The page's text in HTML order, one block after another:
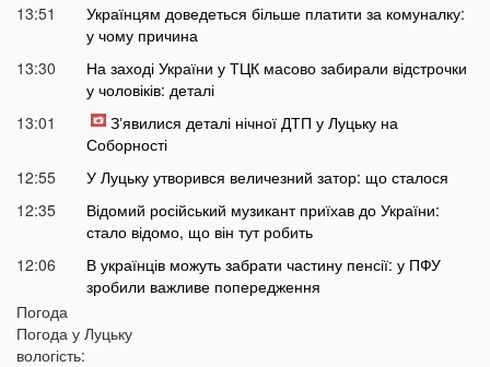
13:51
Українцям доведеться більше платити за комуналку:
у чому причина
13:30
На заході України у ТЦК масово забирали відстрочки
у чоловіків: деталі
13:01
Зʼявилися деталі нічної ДТП у Луцьку на
Соборності
12:55
У Луцьку утворився величезний затор: що сталося
12:35
Відомий російський музикант приїхав до України:
стало відомо, що він тут робить
12:06
В українців можуть забрати частину пенсії: у ПФУ
зробили важливе попередження
11:34
гранатою
Погода
Погода у Луцьку
вологість: